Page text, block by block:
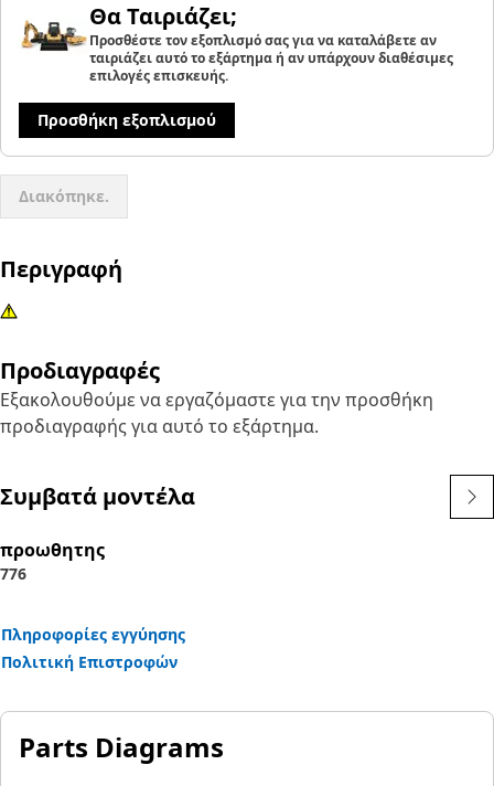
Θα Ταιριάζει;
Προσθέστε τον εξοπλισμό σας για να καταλάβετε αν
ταιριάζει αυτό το εξάρτημα ή αν υπάρχουν διαθέσιμες
επιλογές επισκευής.
Προσθήκη εξοπλισμού
Διακόπηκε.
Περιγραφή
Προδιαγραφές
Εξακολουθούμε να εργαζόμαστε για την προσθήκη
προδιαγραφής για αυτό το εξάρτημα.
Συμβατά μοντέλα
προωθητης
776
Πληροφορίες εγγύησης
Πολιτική Επιστροφών
Parts Diagrams